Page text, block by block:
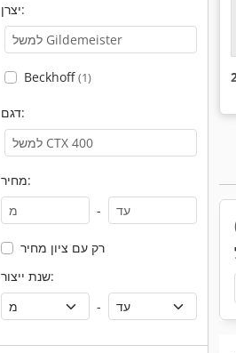
יצרן:
Beckhoff(1)
דגם:
מחיר:
-
רק עם ציון מחיר
שנת ייצור:
-